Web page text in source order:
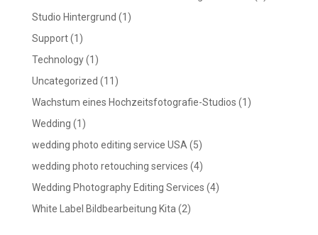
Studio Hintergrund (1)
Support(1)
Technology(1)
Uncategorized (11)
Wachstum eines Hochzeitsfotografie-Studios (1)
Wedding (1)
wedding photo editing service USA (5)
wedding photo retouching services (4)
Wedding Photography Editing Services (4)
White Label Bildbearbeitung Kita (2)